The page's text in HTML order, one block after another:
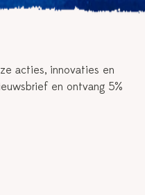
acties, innovaties en
en ontvang 5%